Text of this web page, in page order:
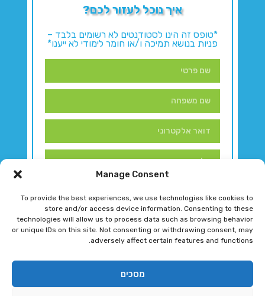
Manage Consent
To provide the best experiences, we use technologies like cookies to
store and/or access device information. Consenting to these
technologies will allow us to process data such as browsing behavior
or unique IDs on this site. Not consenting or withdrawing consent, may
adversely affect certain features and functions.
מסכים
איך נוכל לעזור לכם?
*טופס זה הינו לסטודנטים לא רשומים בלבד –
פניות בנושא תמיכה ו/או חומר לימודי לא ייענו*